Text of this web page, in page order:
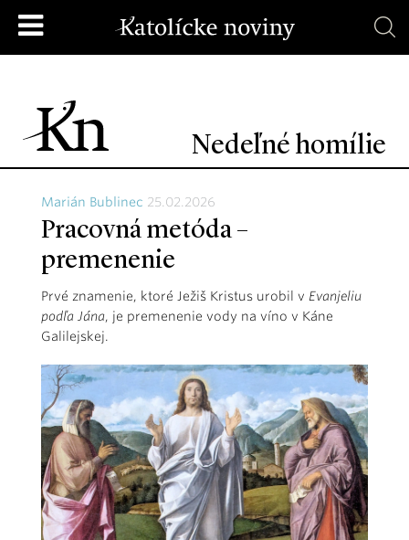
Nedeľné homílie
Marián Bublinec 25.02.2026
Pracovná metóda –
premenenie
Prvé znamenie, ktoré Ježiš Kristus urobil v Evanjeliu
podľa Jána, je premenenie vody na víno v Káne
Galilejskej.